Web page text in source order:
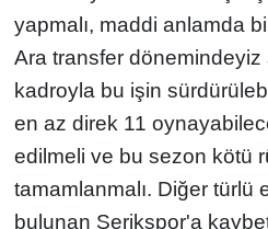
yapmalı, maddi anlamda
Ara transfer
kadroyla bu işin
en az direk 11
edilmeli ve bu sezon kötü
tamamlanmalı. Diğer türlü
bulunan Serikspor'a